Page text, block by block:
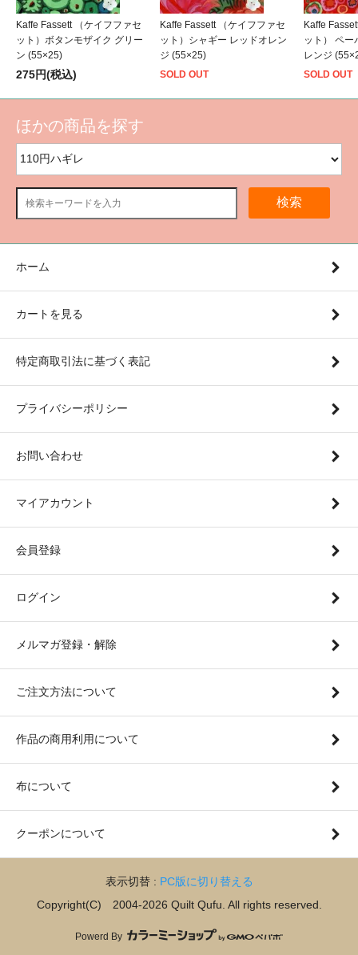
Kaffe Fassett （ケイフファセ
ット）ボタンモザイク グリー
ン (55×25)
275円(税込)
Kaffe Fassett （ケイフファセ
ット）シャギー レッドオレン
ジ (55×25)
SOLD OUT
Kaffe
ット） ペー
レンジ
SOLD OUT
ほかの商品を探す
検索
ホーム
カートを見る
特定商取引法に基づく表記
プライバシーポリシー
お問い合わせ
マイアカウント
会員登録
ログイン
メルマガ登録・解除
ご注文方法について
作品の商用利用について
布について
クーポンについて
表示切替 : PC版に切り替える
Copyright(C) 2004-2026 Quilt Qufu. All rights reserved.
Powerd By